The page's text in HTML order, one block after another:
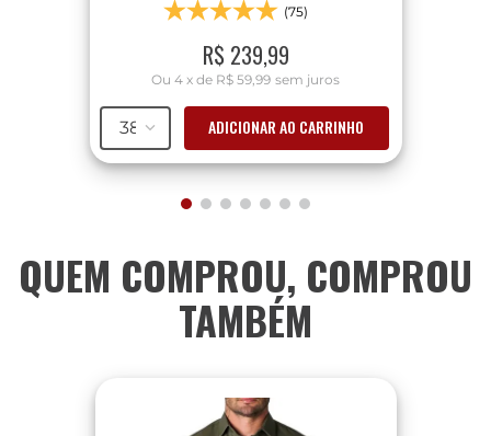
(75)
R$ 239,99
Ou 4 x de R$ 59,99 sem juros
38 ADICIONAR AO CARRINHO
QUEM COMPROU, COMPROU
TAMBÉM